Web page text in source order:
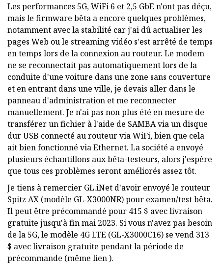
Les performances 5G, WiFi 6 et 2,5 GbE n'ont pas déçu,
mais le firmware bêta a encore quelques problèmes,
notamment avec la stabilité car j'ai dû actualiser les
pages Web ou le streaming vidéo s'est arrêté de temps
en temps lors de la connexion au routeur. Le modem
ne se reconnectait pas automatiquement lors de la
conduite d'une voiture dans une zone sans couverture
et en entrant dans une ville, je devais aller dans le
panneau d'administration et me reconnecter
manuellement. Je n'ai pas non plus été en mesure de
transférer un fichier à l'aide de SAMBA via un disque
dur USB connecté au routeur via WiFi, bien que cela
ait bien fonctionné via Ethernet. La société a envoyé
plusieurs échantillons aux bêta-testeurs, alors j'espère
que tous ces problèmes seront améliorés assez tôt.
Je tiens à remercier GL.iNet d'avoir envoyé le routeur
Spitz AX (modèle GL-X3000NR) pour examen/test bêta.
Il peut être précommandé pour 415 $ avec livraison
gratuite jusqu'à fin mai 2023. Si vous n'avez pas besoin
de la 5G, le modèle 4G LTE (GL-X3000C16) se vend 313
$ avec livraison gratuite pendant la période de
précommande (même lien ).